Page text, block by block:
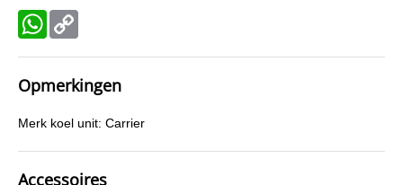
WhatsApp
Opmerkingen
Merk koel unit: Carrier
Accessoires